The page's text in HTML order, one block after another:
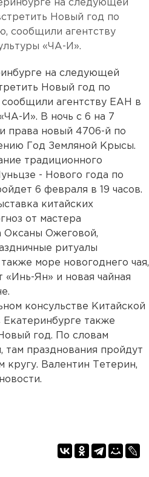
на следующей
Новый год по
сообщили агентству
«ЧА-И».
на следующей
Новый год по
агентству ЕАН в
И». В ночь с 6 на 7
права новый 4706-й по
Год Земляной Крысы.
традиционного
- Нового года по
6 февраля в 19 часов.
китайских
от мастера
Оксаны Ожеговой,
ритуалы
море новогоднего чая,
«Инь-Ян» и новая чайная
консульстве Китайской
также
год. По словам
там празднования пройдут
кругу. Валентин Тетерин,